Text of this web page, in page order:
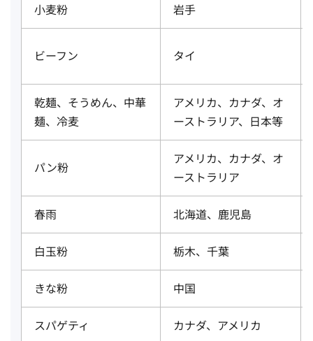
小麦粉 岩手
ビーフン タイ
乾麺、そうめん、中華
麺、冷麦
アメリカ、カナダ、オ
ーストラリア、日本等
パン粉
アメリカ、カナダ、オ
ーストラリア
春雨 北海道、鹿児島
白玉粉 栃木、千葉
きな粉 中国
スパゲティ カナダ、アメリカ